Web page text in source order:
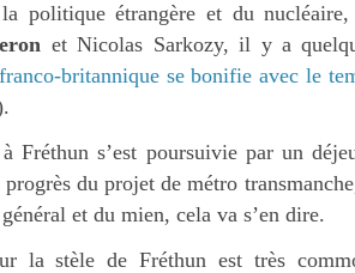
politique étrangère et du
et Nicolas Sarkozy, il y a
britannique se bonifie avec le
Fréthun s’est poursuivie par un
du projet de métro
et du mien, cela va s’en dire.
la stèle de Fréthun est très